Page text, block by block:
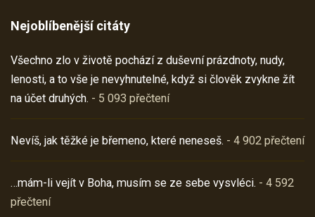
Nejoblíbenější citáty
Všechno zlo v životě pochází z duševní prázdnoty, nudy,
lenosti, a to vše je nevyhnutelné, když si člověk zvykne žít
na účet druhých. - 5 093 přečtení
Nevíš, jak těžké je břemeno, které neneseš. - 4 902 přečtení
…mám-li vejít v Boha, musím se ze sebe vysvléci. - 4 592
přečtení